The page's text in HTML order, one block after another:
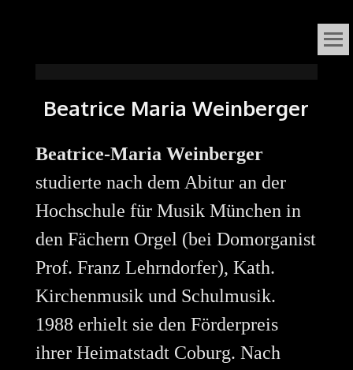
SÜDNIEDERSACHSEN
Beatrice Maria Weinberger
Beatrice-Maria Weinberger
studierte nach dem Abitur an der
Hochschule für Musik München in
den Fächern Orgel (bei Domorganist
Prof. Franz Lehrndorfer), Kath.
Kirchenmusik und Schulmusik.
1988 erhielt sie den Förderpreis
ihrer Heimatstadt Coburg. Nach